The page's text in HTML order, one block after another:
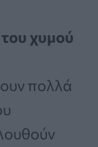
χυμού
πολλά